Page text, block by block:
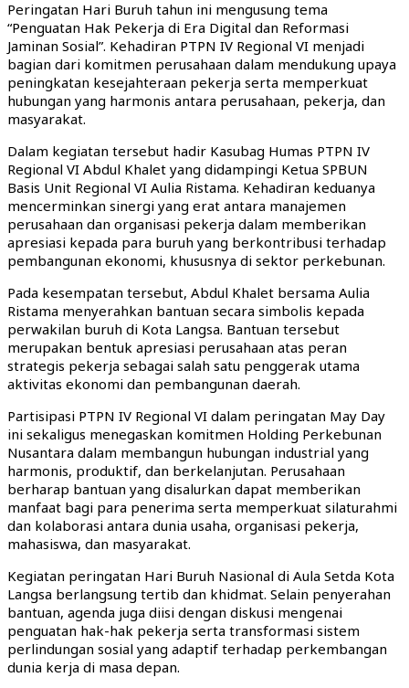
Peringatan Hari Buruh tahun ini mengusung tema
“Penguatan Hak Pekerja di Era Digital dan Reformasi
Jaminan Sosial”. Kehadiran PTPN IV Regional VI menjadi
bagian dari komitmen perusahaan dalam mendukung upaya
peningkatan kesejahteraan pekerja serta memperkuat
hubungan yang harmonis antara perusahaan, pekerja, dan
masyarakat.
Dalam kegiatan tersebut hadir Kasubag Humas PTPN IV
Regional VI Abdul Khalet yang didampingi Ketua SPBUN
Basis Unit Regional VI Aulia Ristama. Kehadiran keduanya
mencerminkan sinergi yang erat antara manajemen
perusahaan dan organisasi pekerja dalam memberikan
apresiasi kepada para buruh yang berkontribusi terhadap
pembangunan ekonomi, khususnya di sektor perkebunan.
Pada kesempatan tersebut, Abdul Khalet bersama Aulia
Ristama menyerahkan bantuan secara simbolis kepada
perwakilan buruh di Kota Langsa. Bantuan tersebut
merupakan bentuk apresiasi perusahaan atas peran
strategis pekerja sebagai salah satu penggerak utama
aktivitas ekonomi dan pembangunan daerah.
Partisipasi PTPN IV Regional VI dalam peringatan May Day
ini sekaligus menegaskan komitmen Holding Perkebunan
Nusantara dalam membangun hubungan industrial yang
harmonis, produktif, dan berkelanjutan. Perusahaan
berharap bantuan yang disalurkan dapat memberikan
manfaat bagi para penerima serta memperkuat silaturahmi
dan kolaborasi antara dunia usaha, organisasi pekerja,
mahasiswa, dan masyarakat.
Kegiatan peringatan Hari Buruh Nasional di Aula Setda Kota
Langsa berlangsung tertib dan khidmat. Selain penyerahan
bantuan, agenda juga diisi dengan diskusi mengenai
penguatan hak-hak pekerja serta transformasi sistem
perlindungan sosial yang adaptif terhadap perkembangan
dunia kerja di masa depan.